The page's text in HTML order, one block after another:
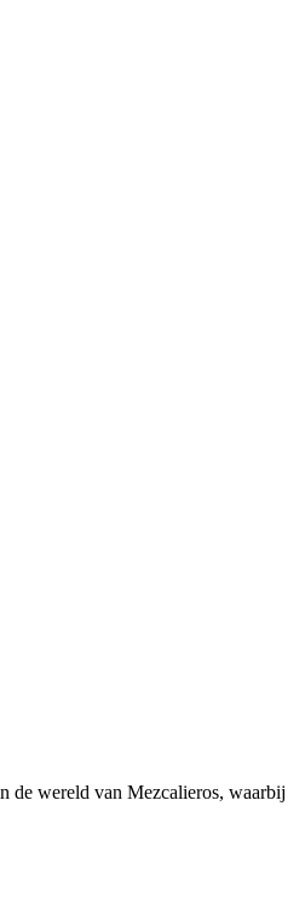
de wereld van Mezcalieros, waarbij